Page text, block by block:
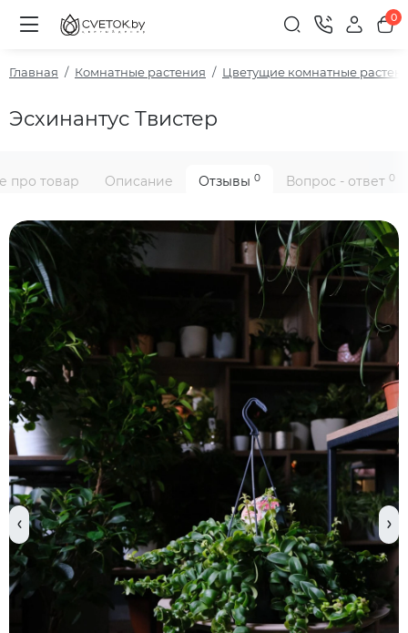
0
Главная Комнатные растения Цветущие комнатные
Эсхинантус Твистер
про товар Описание Отзывы 0 Вопрос - ответ 0